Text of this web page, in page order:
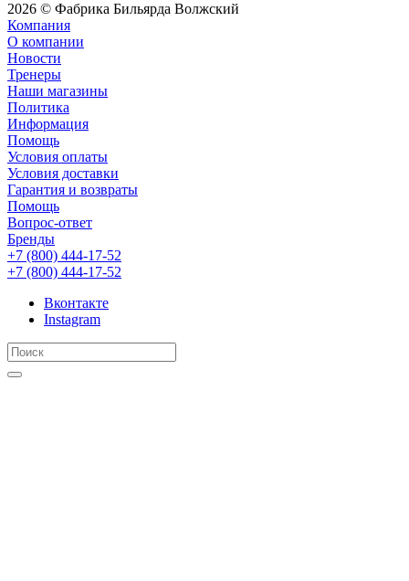
2026 © Фабрика Бильярда Волжский
Компания
О компании
Новости
Тренеры
Наши магазины
Политика
Информация
Помощь
Условия оплаты
Условия доставки
Гарантия и возвраты
Помощь
Вопрос-ответ
Бренды
+7 (800) 444-17-52
+7 (800) 444-17-52
Вконтакте
Instagram